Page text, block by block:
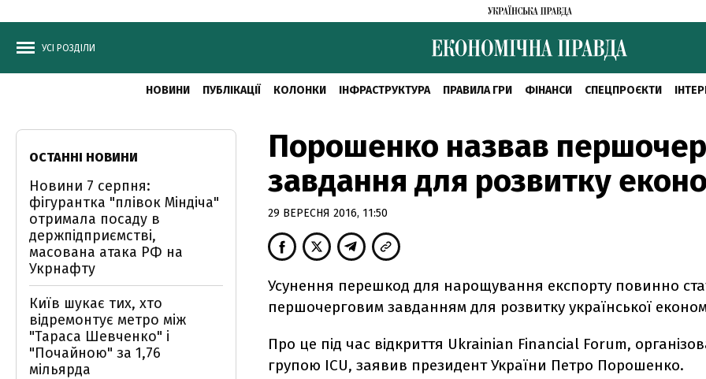
УСІ РОЗДІЛИ
НОВИНИ ПУБЛІКАЦІЇ КОЛОНКИ ІНФРАСТРУКТУРА ПРАВИЛА ГРИ ФІНАНСИ СПЕЦПРОЄКТИ
Порошенко назвав
завдання для розвитку
29 ВЕРЕСНЯ 2016, 11:50
Усунення перешкод для нарощування експорту повинно
першочерговим завданням для розвитку української
Про це під час відкриття Ukrainian Financial Forum,
групою ICU, заявив президент України Петро Порошенко.
ОСТАННІ НОВИНИ
Новини 7 серпня:
фігурантка "плівок Міндіча"
отримала посаду в
держпідприємстві,
масована атака РФ на
Укрнафту
Київ шукає тих, хто
відремонтує метро між
"Тараса Шевченко" і
"Почайною" за 1,76
мільярда